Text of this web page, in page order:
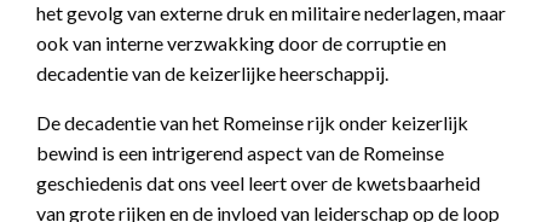
het gevolg van externe druk en militaire nederlagen, maar
ook van interne verzwakking door de corruptie en
decadentie van de keizerlijke heerschappij.
De decadentie van het Romeinse rijk onder keizerlijk
bewind is een intrigerend aspect van de Romeinse
geschiedenis dat ons veel leert over de kwetsbaarheid
van grote rijken en de invloed van leiderschap op de loop